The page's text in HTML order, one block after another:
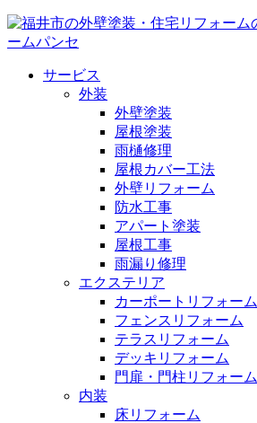
サービス
外装
外壁塗装
屋根塗装
雨樋修理
屋根カバー工法
外壁リフォーム
防水工事
アパート塗装
屋根工事
雨漏り修理
エクステリア
カーポートリフォーム
フェンスリフォーム
テラスリフォーム
デッキリフォーム
門扉・門柱リフォーム
内装
床リフォーム